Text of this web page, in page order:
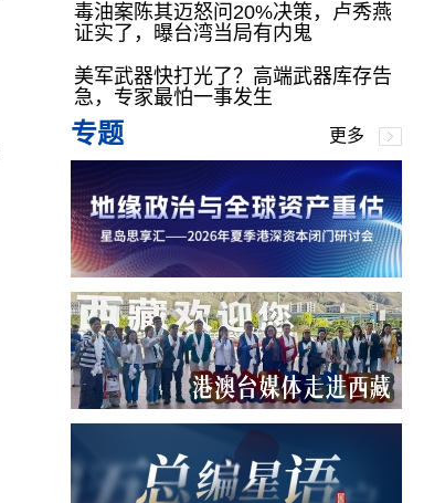
毒油案陈其迈怒问20%决策，卢秀燕
证实了，曝台湾当局有内鬼
美军武器快打光了？高端武器库存告
急，专家最怕一事发生
专题 更多